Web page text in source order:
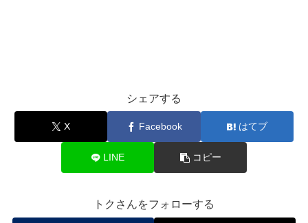
シェアする
X Facebook はてブ
LINE コピー
トクさんをフォローする